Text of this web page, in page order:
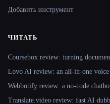
Добавить инструмент
ЧИТАТЬ
Coursebox review: turning
Lovo AI review: an all-in-one voice
Webbotify review: a no-code
Translate.video review: fast AI